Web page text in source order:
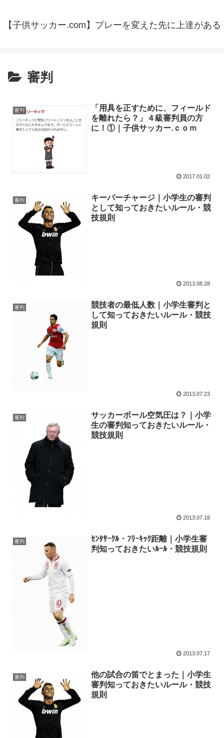
【子供サッカー.com】プレーを変えた先に上達がある
審判
審判
「用具を正すために、フィールド
を離れたら？」４級審判員の方
に！①｜子供サッカー.ｃｏｍ
2017.01.02
審判
キーパーチャージ｜小学生の審判
として知っておきたいルール・競
技規則
2013.08.28
審判
競技者の最低人数｜小学生審判と
して知っておきたいルール・競技
規則
2013.07.23
審判
サッカーボール空気圧は？｜小学
生の審判知っておきたいルール・
競技規則
2013.07.18
審判
ｾﾝﾀｻｰｸﾙ・ﾌﾘｰｷｯｸ距離｜小学生審
判知っておきたいﾙｰﾙ・競技規則
2013.07.17
審判
他の試合の笛でとまった｜小学生
審判知っておきたいルール・競技
規則